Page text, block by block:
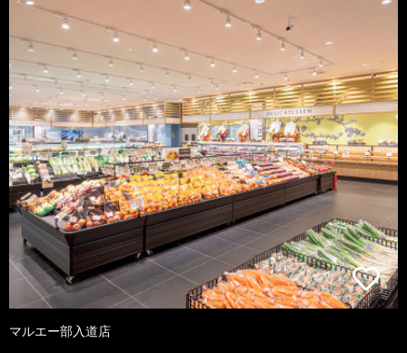
マルエー部入道店